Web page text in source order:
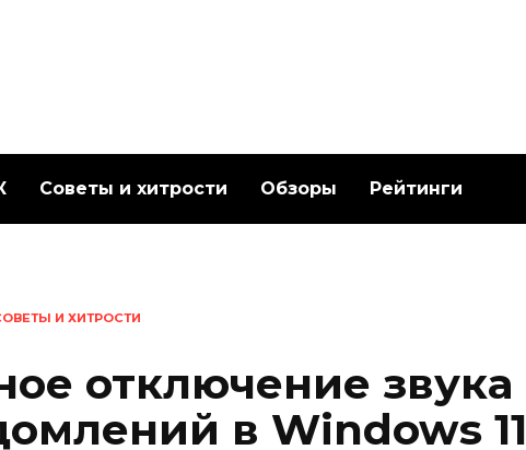
Советы и хитрости Обзоры Рейтинги
И ХИТРОСТИ
отключение звука
в Windows 11